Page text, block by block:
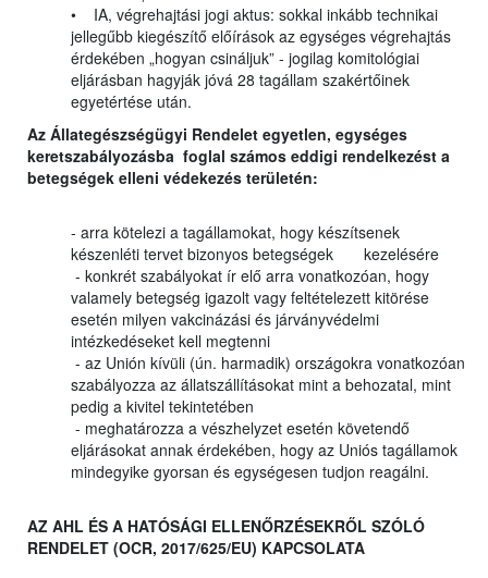
• IA, végrehajtási jogi aktus: sokkal inkább technikai
jellegűbb kiegészítő előírások az egységes végrehajtás
érdekében „hogyan csináljuk” - jogilag komitológiai
eljárásban hagyják jóvá 28 tagállam szakértőinek
egyetértése után.
Az Állategészségügyi Rendelet egyetlen, egységes
keretszabályozásba foglal számos eddigi rendelkezést a
betegségek elleni védekezés területén:
- arra kötelezi a tagállamokat, hogy készítsenek
készenléti tervet bizonyos betegségek kezelésére
- konkrét szabályokat ír elő arra vonatkozóan, hogy
valamely betegség igazolt vagy feltételezett kitörése
esetén milyen vakcinázási és járványvédelmi
intézkedéseket kell megtenni
- az Unión kívüli (ún. harmadik) országokra vonatkozóan
szabályozza az állatszállításokat mint a behozatal, mint
pedig a kivitel tekintetében
- meghatározza a vészhelyzet esetén követendő
eljárásokat annak érdekében, hogy az Uniós tagállamok
mindegyike gyorsan és egységesen tudjon reagálni.
AZ AHL ÉS A HATÓSÁGI ELLENŐRZÉSEKRŐL SZÓLÓ
RENDELET (OCR, 2017/625/EU) KAPCSOLATA